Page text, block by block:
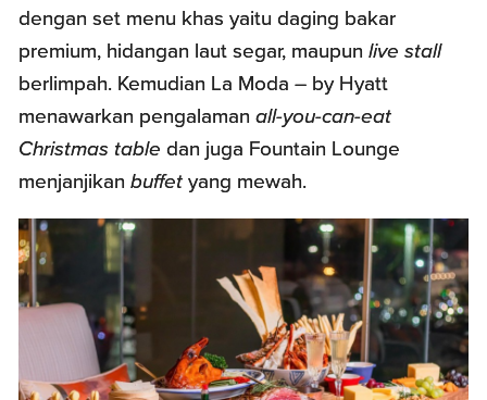
dengan set menu khas yaitu daging bakar
premium, hidangan laut segar, maupunlive stall
berlimpah. Kemudian La Moda – by Hyatt
menawarkan pengalamanall-you-can-eat
Christmas table dan juga Fountain Lounge
menjanjikanbuffet yang mewah.